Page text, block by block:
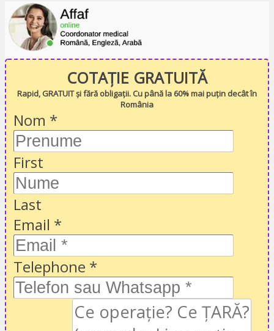
COTAȚIE GRATUITĂ
Rapid, GRATUIT și fără obligații. Cu până la 60% mai puțin decât în
România
Nom *
First
Last
Email *
Telephone *